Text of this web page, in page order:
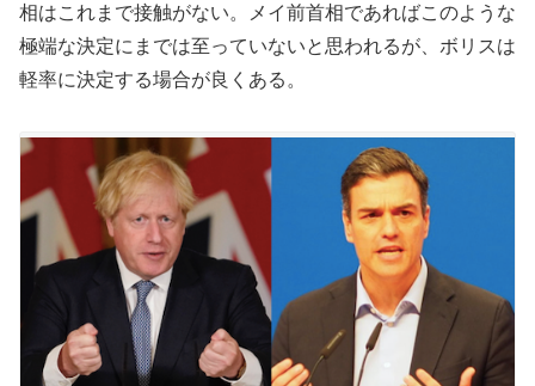
相はこれまで接触がない。メイ前首相であればこのような
極端な決定にまでは至っていないと思われるが、ボリスは
軽率に決定する場合が良くある。